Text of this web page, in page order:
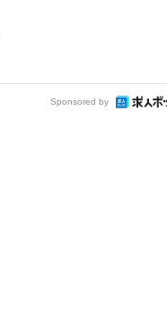
Sponsored by